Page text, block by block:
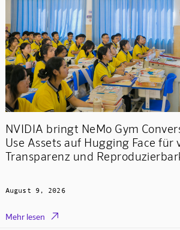
NVIDIA bringt NeMo Gym
Use Assets auf Hugging Face für
Transparenz und
August 9, 2026
Mehr lesen 